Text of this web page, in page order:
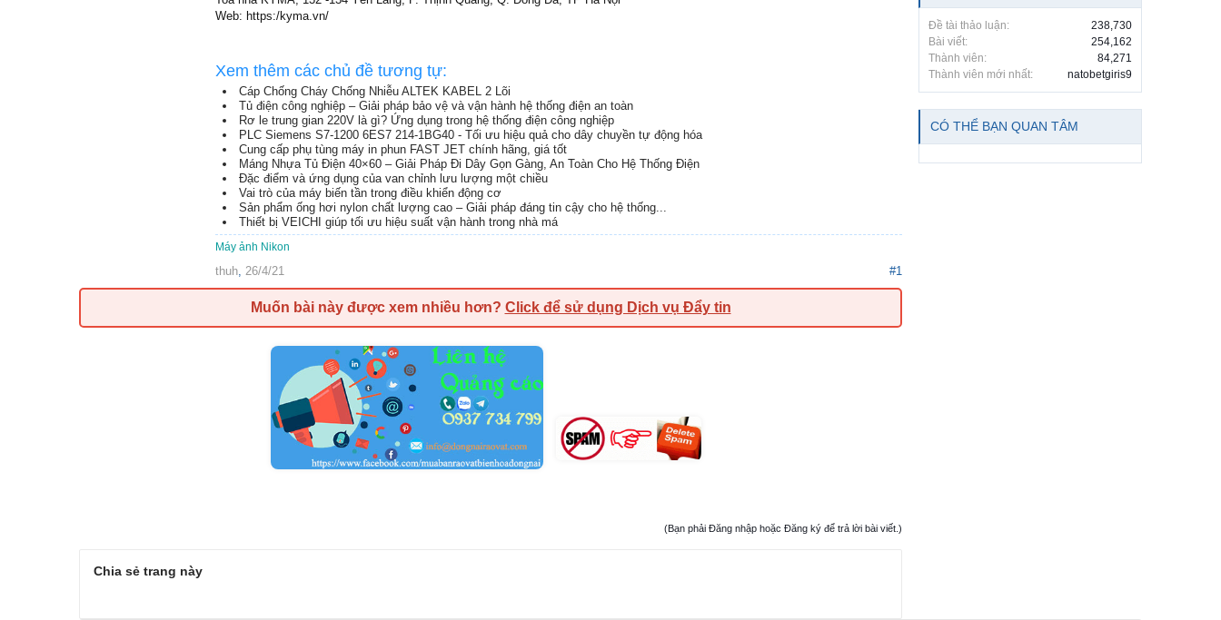
Web: https:/kyma.vn/
Xem thêm các chủ đề tương tự:
Cáp Chống Cháy Chống Nhiễu ALTEK KABEL 2 Lõi
Tủ điện công nghiệp – Giải pháp bảo vệ và vận hành hệ thống điện an toàn
Rơ le trung gian 220V là gì? Ứng dụng trong hệ thống điện công nghiệp
PLC Siemens S7-1200 6ES7 214-1BG40 - Tối ưu hiệu quả cho dây chuyền tự động hóa
Cung cấp phụ tùng máy in phun FAST JET chính hãng, giá tốt
Máng Nhựa Tủ Điện 40×60 – Giải Pháp Đi Dây Gọn Gàng, An Toàn Cho Hệ Thống Điện
Đặc điểm và ứng dụng của van chỉnh lưu lượng một chiều
Vai trò của máy biến tần trong điều khiển động cơ
Sản phẩm ống hơi nylon chất lượng cao – Giải pháp đáng tin cậy cho hệ thống...
Thiết bị VEICHI giúp tối ưu hiệu suất vận hành trong nhà má
Máy ảnh Nikon
thuh, 26/4/21 #1
Muốn bài này được xem nhiều hơn? Click để sử dụng Dịch vụ Đẩy tin
(Bạn phải Đăng nhập hoặc Đăng ký để trả lời bài viết.)
Chia sẻ trang này
Đề tài thảo luận:
238,730
Bài viết:
254,162
Thành viên:
84,271
Thành viên mới nhất:
natobetgiris9
CÓ THỂ BẠN QUAN TÂM